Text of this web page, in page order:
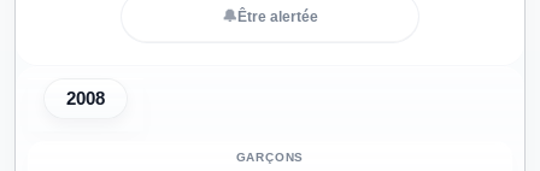
🔔 Être alertée
2008